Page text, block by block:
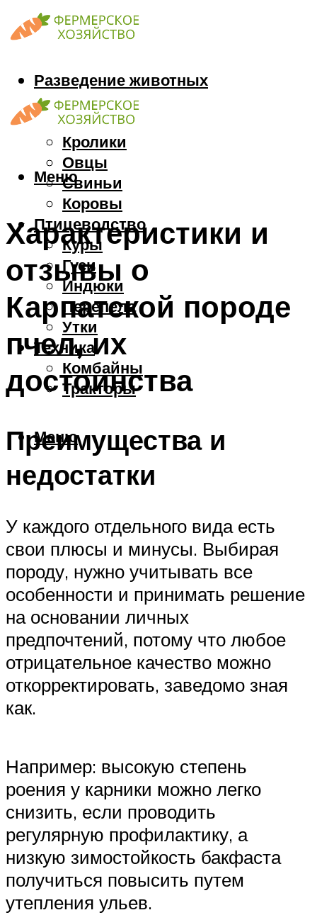
Разведение животных
Козы
Кони
Кролики
Овцы
Свиньи
Коровы
Птицеводство
Куры
Гуси
Индюки
Перепела
Утки
Техника
Комбайны
Тракторы
Меню
Меню
Характеристики и
отзывы о
Карпатской породе
пчел, их
достоинства
Преимущества и
недостатки
У каждого отдельного вида есть
свои плюсы и минусы. Выбирая
породу, нужно учитывать все
особенности и принимать решение
на основании личных
предпочтений, потому что любое
отрицательное качество можно
откорректировать, заведомо зная
как.
Например: высокую степень
роения у карники можно легко
снизить, если проводить
регулярную профилактику, а
низкую зимостойкость бакфаста
получиться повысить путем
утепления ульев.